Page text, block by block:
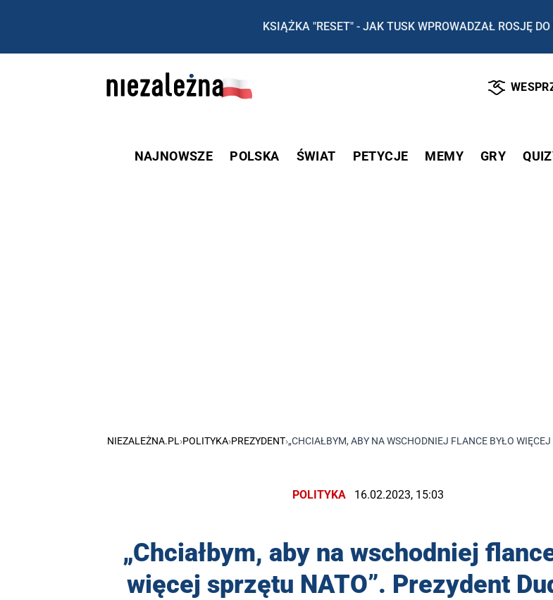
KSIĄŻKA "RESET" - JAK TUSK WPROWADZAŁ ROSJĘ DO
NAJNOWSZE POLSKA ŚWIAT PETYCJE MEMY GRY
NIEZALEŻNA.PL ›POLITYKA›PREZYDENT›„CHCIAŁBYM, ABY NA WSCHODNIEJ FLANCE BYŁO
POLITYKA 16.02.2023, 15:03
„Chciałbym, aby na wschodniej
więcej sprzętu NATO”. Prezydent